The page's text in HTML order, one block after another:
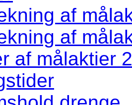
af
af
af målaktier